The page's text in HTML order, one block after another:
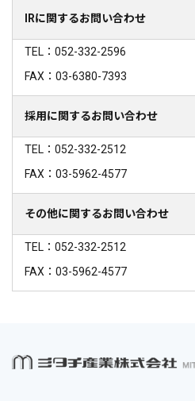
IRに関するお問い合わせ
TEL：052-332-2596
FAX：03-6380-7393
採用に関するお問い合わせ
TEL：052-332-2512
FAX：03-5962-4577
その他に関するお問い合わせ
TEL：052-332-2512
FAX：03-5962-4577